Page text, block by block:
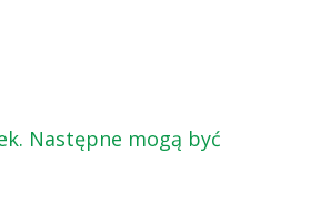
Następne mogą być